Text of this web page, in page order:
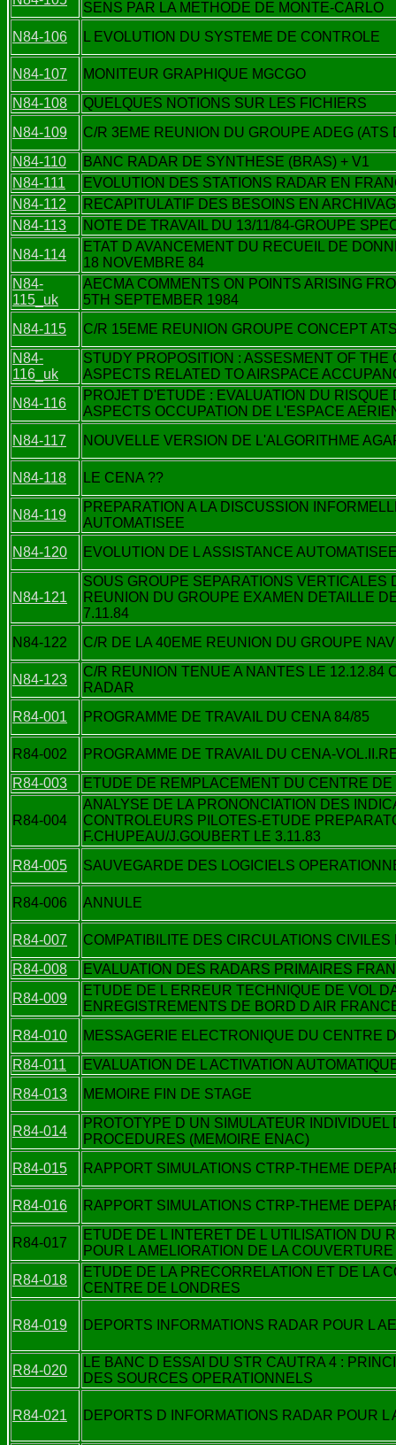
SENS PAR LA METHODE DE MONTE-CARLO
N84-106
L EVOLUTION DU SYSTEME DE CONTROLE
N84-107
MONITEUR GRAPHIQUE MGCGO
N84-108
QUELQUES NOTIONS SUR LES FICHIERS
N84-109
C/R 3EME REUNION DU GROUPE ADEG (ATS
N84-110
BANC RADAR DE SYNTHESE (BRAS) + V1
N84-111
EVOLUTION DES STATIONS RADAR EN
N84-112
RECAPITULATIF DES BESOINS EN
N84-113
NOTE DE TRAVAIL DU 13/11/84-GROUPE
N84-114
ETAT D AVANCEMENT DU RECUEIL DE
18 NOVEMBRE 84
N84-
115_uk
AECMA COMMENTS ON POINTS ARISING
5TH SEPTEMBER 1984
N84-115
C/R 15EME REUNION GROUPE CONCEPT
N84-
116_uk
STUDY PROPOSITION : ASSESMENT OF
ASPECTS RELATED TO AIRSPACE
N84-116
PROJET D'ETUDE : EVALUATION DU
ASPECTS OCCUPATION DE L'ESPACE
N84-117
NOUVELLE VERSION DE L'ALGORITHME
N84-118 LE CENA ??
N84-119
PREPARATION A LA DISCUSSION
AUTOMATISEE
N84-120
EVOLUTION DE L ASSISTANCE
N84-121
SOUS GROUPE SEPARATIONS
REUNION DU GROUPE EXAMEN DETAILLE
7.11.84
N84-122
C/R DE LA 40EME REUNION DU GROUPE
N84-123
C/R REUNION TENUE A NANTES LE 12.12.84
RADAR
R84-001
PROGRAMME DE TRAVAIL DU CENA 84/85
R84-002
PROGRAMME DE TRAVAIL DU CENA-
R84-003
ETUDE DE REMPLACEMENT DU CENTRE
R84-004
ANALYSE DE LA PRONONCIATION DES
CONTROLEURS PILOTES-ETUDE
F.CHUPEAU/J.GOUBERT LE 3.11.83
R84-005
SAUVEGARDE DES LOGICIELS
R84-006 ANNULE
R84-007
COMPATIBILITE DES CIRCULATIONS
R84-008
EVALUATION DES RADARS PRIMAIRES
R84-009
ETUDE DE L ERREUR TECHNIQUE DE VOL
ENREGISTREMENTS DE BORD D AIR
R84-010
MESSAGERIE ELECTRONIQUE DU CENTRE
R84-011
EVALUATION DE L ACTIVATION
R84-013
MEMOIRE FIN DE STAGE
R84-014
PROTOTYPE D UN SIMULATEUR
PROCEDURES (MEMOIRE ENAC)
R84-015
RAPPORT SIMULATIONS CTRP-THEME
R84-016 RAPPORT SIMULATIONS CTRP-THEME
R84-017
ETUDE DE L INTERET DE L UTILISATION DU
POUR L AMELIORATION DE LA
R84-018
ETUDE DE LA PRECORRELATION ET DE LA
CENTRE DE LONDRES
R84-019 DEPORTS INFORMATIONS RADAR POUR L
R84-020
LE BANC D ESSAI DU STR CAUTRA 4 :
DES SOURCES OPERATIONNELS
R84-021 DEPORTS D INFORMATIONS RADAR POUR L